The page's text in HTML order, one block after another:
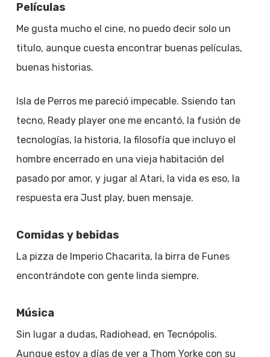
Películas
Me gusta mucho el cine, no puedo decir solo un
titulo, aunque cuesta encontrar buenas películas,
buenas historias.
Isla de Perros me pareció impecable. Ssiendo tan
tecno, Ready player one me encantó, la fusión de
tecnologías, la historia, la filosofía que incluyo el
hombre encerrado en una vieja habitación del
pasado por amor, y jugar al Atari, la vida es eso, la
respuesta era Just play, buen mensaje.
Comidas y bebidas
La pizza de Imperio Chacarita, la birra de Funes
encontrándote con gente linda siempre.
Música
Sin lugar a dudas, Radiohead, en Tecnópolis.
Aunque estoy a días de ver a Thom Yorke con su